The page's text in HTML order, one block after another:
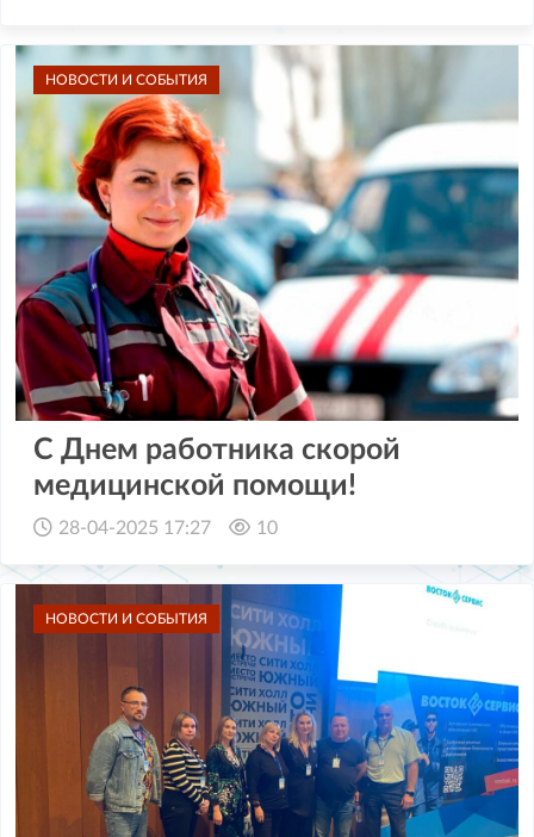
НОВОСТИ И СОБЫТИЯ
С Днем работника скорой
медицинской помощи!
28-04-2025 17:27 10
НОВОСТИ И СОБЫТИЯ